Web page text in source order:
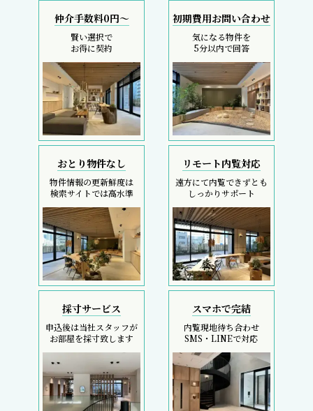
仲介手数料0円～
賢い選択で
お得に契約
初期費用お問い合わせ
気になる物件を
5分以内で回答
おとり物件なし
物件情報の更新鮮度は
検索サイトでは高水準
リモート内覧対応
遠方にて内覧できずとも
しっかりサポート
採寸サービス
申込後は当社スタッフが
お部屋を採寸致します
スマホで完結
内覧現地待ち合わせ
SMS・LINEで対応